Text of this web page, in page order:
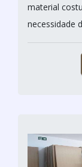
material
necessidade